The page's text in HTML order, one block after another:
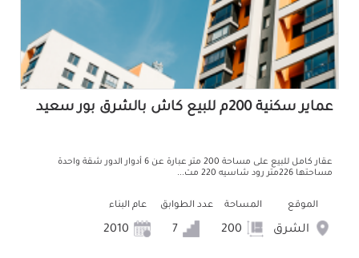
عماير سكنية 200م للبيع كاش بالشرق بور سعيد
عقار كامل للبيع على مساحة 200 متر عبارة عن 6 أدوار الدور شقة واحدة
مساحتها 226متر رود شاسيه 220 مت...
الموقع
الشرق
المساحة عدد الطوابق عام البناء